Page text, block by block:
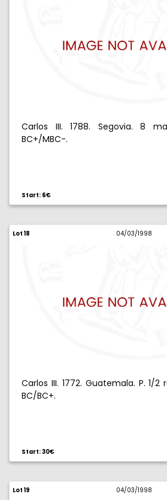
Carlos III. 1788. Segovia. 8
BC+/MBC-.
Start: 6€
Lot 18 04/03/1998
Carlos III. 1772. Guatemala. P. 1/2
BC/BC+.
Start: 30€
Lot 19 04/03/1998